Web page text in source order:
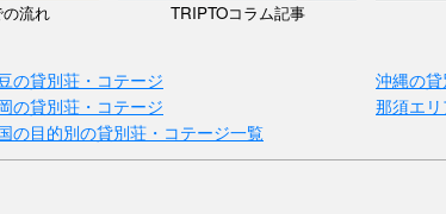
流れ TRIPTOコラム記事
の貸別荘・コテージ 沖縄の
の貸別荘・コテージ 那須エ
の目的別の貸別荘・コテージ一覧